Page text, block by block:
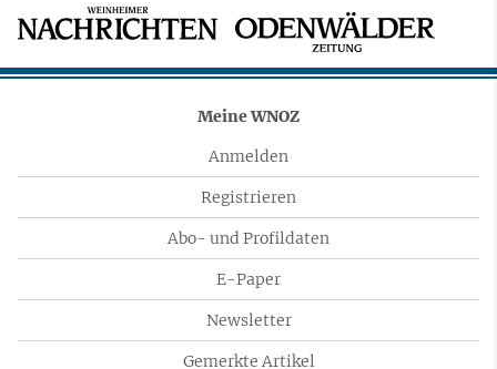
Meine WNOZ
Anmelden
Registrieren
Abo- und Profildaten
E-Paper
Newsletter
Gemerkte Artikel